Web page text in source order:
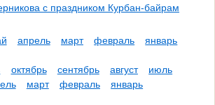
с праздником Курбан-байрам
апрель март февраль
январь
октябрь сентябрь август
июль
март февраль
январь